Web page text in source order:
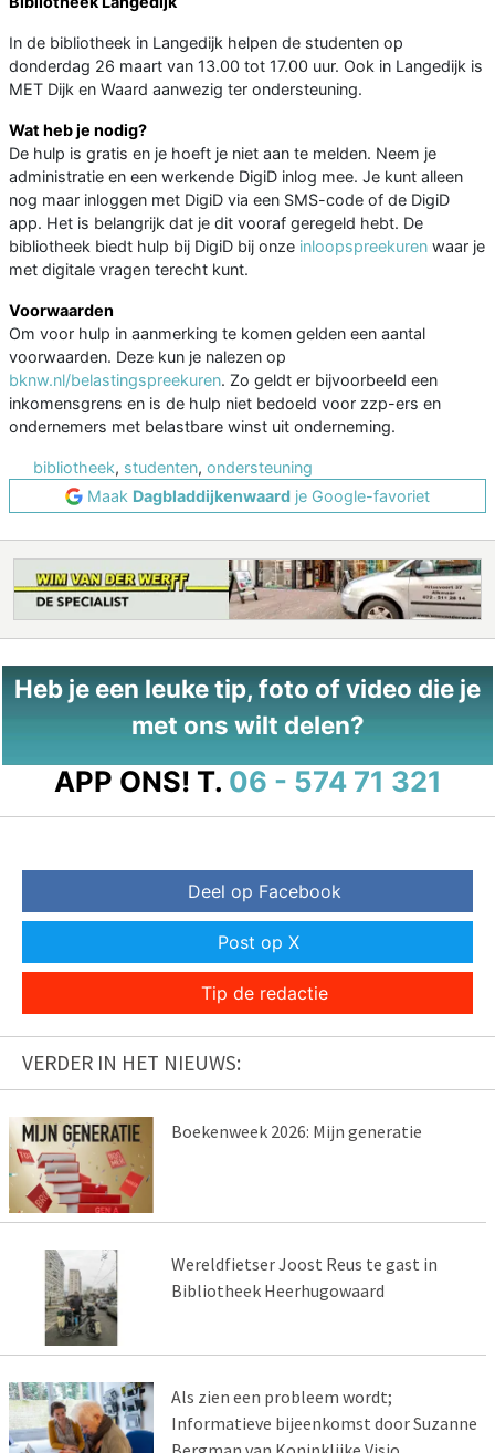
In de bibliotheek in Langedijk helpen de studenten op
donderdag 26 maart van 13.00 tot 17.00 uur. Ook in Langedijk is
MET Dijk en Waard aanwezig ter ondersteuning.
Wat heb je nodig?
De hulp is gratis en je hoeft je niet aan te melden. Neem je
administratie en een werkende DigiD inlog mee. Je kunt alleen
nog maar inloggen met DigiD via een SMS-code of de DigiD
app. Het is belangrijk dat je dit vooraf geregeld hebt. De
bibliotheek biedt hulp bij DigiD bij onze inloopspreekuren waar je
met digitale vragen terecht kunt.
Voorwaarden
Om voor hulp in aanmerking te komen gelden een aantal
voorwaarden. Deze kun je nalezen op
bknw.nl/belastingspreekuren. Zo geldt er bijvoorbeeld een
inkomensgrens en is de hulp niet bedoeld voor zzp-ers en
ondernemers met belastbare winst uit onderneming.
bibliotheek, studenten, ondersteuning
Maak Dagbladdijkenwaard je Google-favoriet
Heb je een leuke tip, foto of video die je
met ons wilt delen?
APP ONS! T. 06 - 574 71 321
Deel op Facebook
Post op X
Tip de redactie
VERDER IN HET NIEUWS:
Boekenweek 2026: Mijn generatie
Wereldfietser Joost Reus te gast in
Bibliotheek Heerhugowaard
Als zien een probleem wordt;
Informatieve bijeenkomst door Suzanne